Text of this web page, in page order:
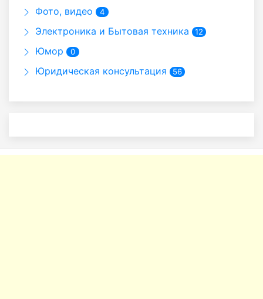
Фото, видео 4
Электроника и Бытовая техника 12
Юмор 0
Юридическая консультация 56